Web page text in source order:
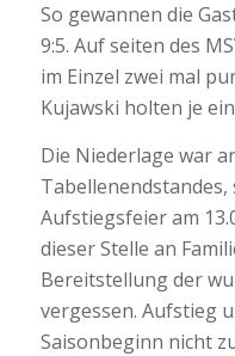
So gewannen die
9:5. Auf seiten des
im Einzel zwei mal
Kujawski holten je
Die Niederlage war
Aufstiegsfeier am
dieser Stelle an
Bereitstellung der
vergessen. Aufstieg
Saisonbeginn nicht